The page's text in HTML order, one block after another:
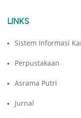
LINKS
Sistem Informasi
Perpustakaan
Asrama Putri
Jurnal